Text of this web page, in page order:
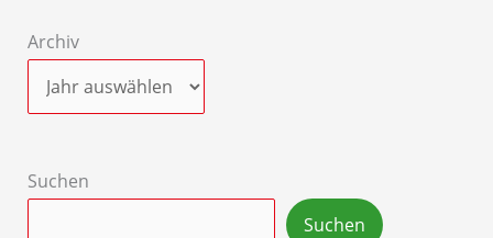
Archiv
Suchen
Suchen